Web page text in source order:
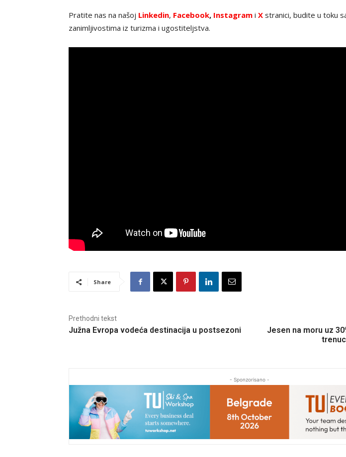
Pratite nas na našoj Linkedin, Facebook, Instagram i X stranici, budite u toku
zanimljivostima iz turizma i ugostiteljstva.
Share
Prethodni tekst
Južna Evropa vodeća destinacija u postsezoni
Jesen na moru uz
- Sponzorisano -